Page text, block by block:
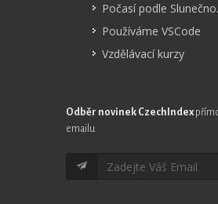
Počasí podle
Používáme VSCode
Vzdělávací kurzy
Odběr novinek CzechIndex
emailu